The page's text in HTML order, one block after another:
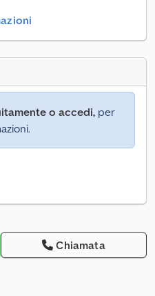
o accedi, per
Chiamata